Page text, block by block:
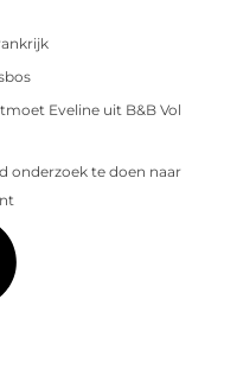
Eveline uit B&B Vol
onderzoek te doen naar